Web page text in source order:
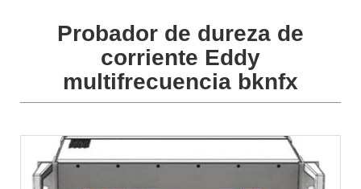
Probador de dureza de
corriente Eddy
multifrecuencia bknfx